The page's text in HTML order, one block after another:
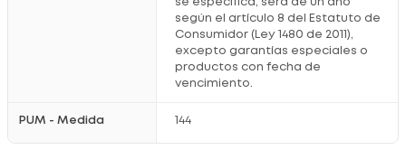
se especifica, será de un año
según el artículo 8 del Estatuto de
Consumidor (Ley 1480 de 2011),
excepto garantías especiales o
productos con fecha de
vencimiento.
PUM - Medida 144